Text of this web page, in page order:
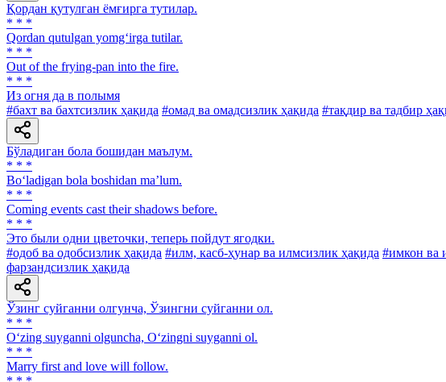
Қордан қутулган ёмғирга тутилар.
* * *
Qordan qutulgan yomg‘irga tutilar.
* * *
Out of the frying-pan into the fire.
* * *
Из огня да в полымя
#бахт ва бахтсизлик ҳақида #омад ва омадсизлик ҳақида #тақдир ва тадбир
Бўладиган бола бошидан маълум.
* * *
Bo‘ladigan bola boshidan ma’lum.
* * *
Coming events cast their shadows before.
* * *
Это были одни цветочки, теперь пойдут ягодки.
#одоб ва одобсизлик ҳақида #илм, касб-ҳунар ва илмсизлик ҳақида #имкон ва
фарзандсизлик ҳақида
Ўзинг суйганни олгунча, Ўзингни суйганни ол.
* * *
O‘zing suyganni olguncha, O‘zingni suyganni ol.
* * *
Marry first and love will follow.